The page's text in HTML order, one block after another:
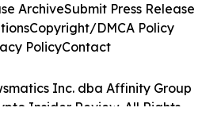
Inc. dba Affinity Group
Insider Review. All Rights
ArchiveSubmit Press Release
Copyright/DMCA Policy
PolicyContact